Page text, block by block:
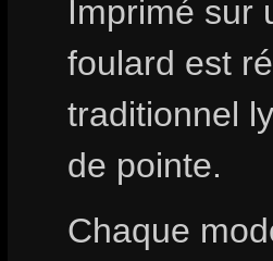
Imprimé sur
foulard est
traditionnel
de pointe.
Chaque